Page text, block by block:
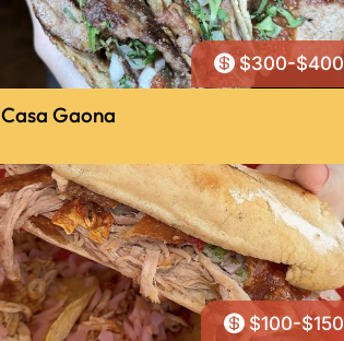
 $300-$400
Casa Gaona
 $100-$150